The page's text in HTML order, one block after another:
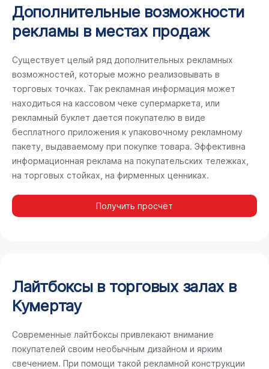
Дополнительные возможности
рекламы в местах продаж
Существует целый ряд дополнительных рекламных
возможностей, которые можно реализовывать в
торговых точках. Так рекламная информация может
находиться на кассовом чеке супермаркета, или
рекламный буклет дается покупателю в виде
бесплатного приложения к упаковочному рекламному
пакету, выдаваемому при покупке товара. Эффективна
информационная реклама на покупательских тележках,
на торговых стойках, на фирменных ценниках.
Получить просчёт
Лайтбоксы в торговых залах в
Кумертау
Современные лайтбоксы привлекают внимание
покупателей своим необычным дизайном и ярким
свечением. При помощи такой рекламной конструкции